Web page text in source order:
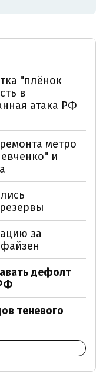
"плёнок
в
атака РФ
метро
и
за
дефолт
теневого